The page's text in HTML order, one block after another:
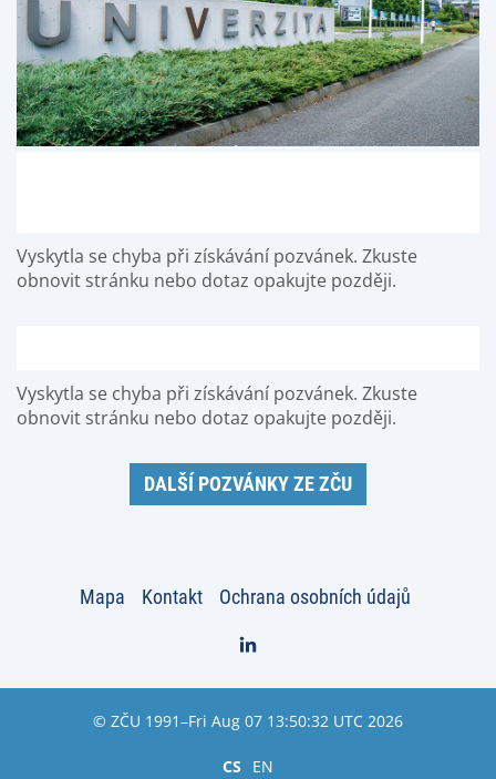
Vyskytla se chyba při získávání pozvánek. Zkuste
obnovit stránku nebo dotaz opakujte později.
Vyskytla se chyba při získávání pozvánek. Zkuste
obnovit stránku nebo dotaz opakujte později.
DALŠÍ POZVÁNKY ZE ZČU
Mapa Kontakt Ochrana osobních údajů
© ZČU 1991–Fri Aug 07 13:50:32 UTC 2026
CS EN